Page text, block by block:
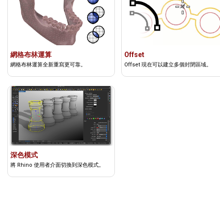
網格布林運算
網格布林運算全新重寫更可靠。
Offset
Offset 現在可以建立多個封閉區域。
深色模式
將 Rhino 使用者介面切換到深色模式。